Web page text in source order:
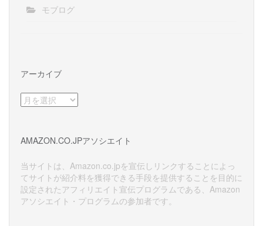
モブログ
アーカイブ
ア
ー
ブ
AMAZON.CO.JPアソシエイト
当サイトは、Amazon.co.jpを宣伝しリンクすることによっ
てサイトが紹介料を獲得できる手段を提供することを目的に
設定されたアフィリエイト宣伝プログラムである、Amazon
アソシエイト・プログラムの参加者です。